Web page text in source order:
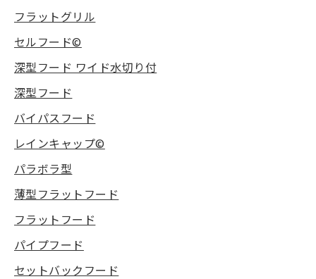
フラットグリル
セルフード©
深型フード ワイド水切り付
深型フード
バイパスフード
レインキャップ©
パラボラ型
薄型フラットフード
フラットフード
パイプフード
セットバックフード